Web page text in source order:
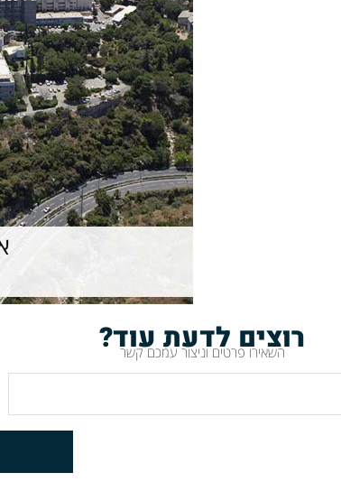
רוצים לדעת עוד?
השאירו פרטים וניצור עמכם קשר